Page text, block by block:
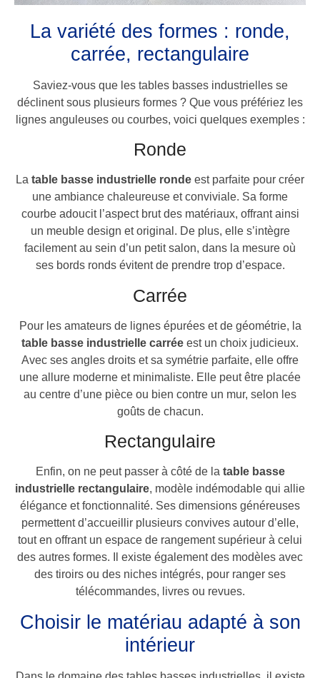
La variété des formes : ronde,
carrée, rectangulaire
Saviez-vous que les tables basses industrielles se
déclinent sous plusieurs formes ? Que vous préfériez les
lignes anguleuses ou courbes, voici quelques exemples :
Ronde
La table basse industrielle ronde est parfaite pour créer
une ambiance chaleureuse et conviviale. Sa forme
courbe adoucit l’aspect brut des matériaux, offrant ainsi
un meuble design et original. De plus, elle s’intègre
facilement au sein d’un petit salon, dans la mesure où
ses bords ronds évitent de prendre trop d’espace.
Carrée
Pour les amateurs de lignes épurées et de géométrie, la
table basse industrielle carrée est un choix judicieux.
Avec ses angles droits et sa symétrie parfaite, elle offre
une allure moderne et minimaliste. Elle peut être placée
au centre d’une pièce ou bien contre un mur, selon les
goûts de chacun.
Rectangulaire
Enfin, on ne peut passer à côté de la table basse
industrielle rectangulaire, modèle indémodable qui allie
élégance et fonctionnalité. Ses dimensions généreuses
permettent d’accueillir plusieurs convives autour d’elle,
tout en offrant un espace de rangement supérieur à celui
des autres formes. Il existe également des modèles avec
des tiroirs ou des niches intégrés, pour ranger ses
télécommandes, livres ou revues.
Choisir le matériau adapté à son
intérieur